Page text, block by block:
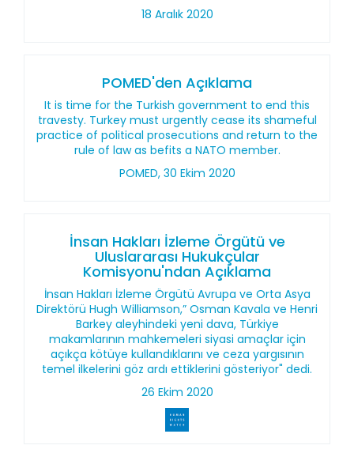
18 Aralık 2020
POMED'den Açıklama
It is time for the Turkish government to end this
travesty. Turkey must urgently cease its shameful
practice of political prosecutions and return to the
rule of law as befits a NATO member.
POMED, 30 Ekim 2020
İnsan Hakları İzleme Örgütü ve
Uluslararası Hukukçular
Komisyonu'ndan Açıklama
İnsan Hakları İzleme Örgütü Avrupa ve Orta Asya
Direktörü Hugh Williamson,” Osman Kavala ve Henri
Barkey aleyhindeki yeni dava, Türkiye
makamlarının mahkemeleri siyasi amaçlar için
açıkça kötüye kullandıklarını ve ceza yargısının
temel ilkelerini göz ardı ettiklerini gösteriyor" dedi.
26 Ekim 2020